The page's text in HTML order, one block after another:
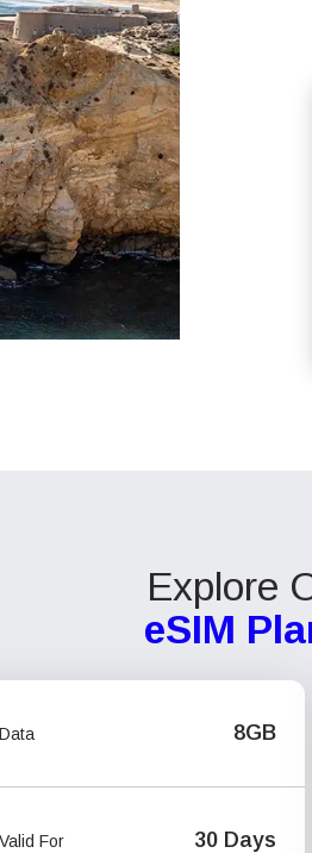
Explore
eSIM
Data 8GB
Valid For 30 Days